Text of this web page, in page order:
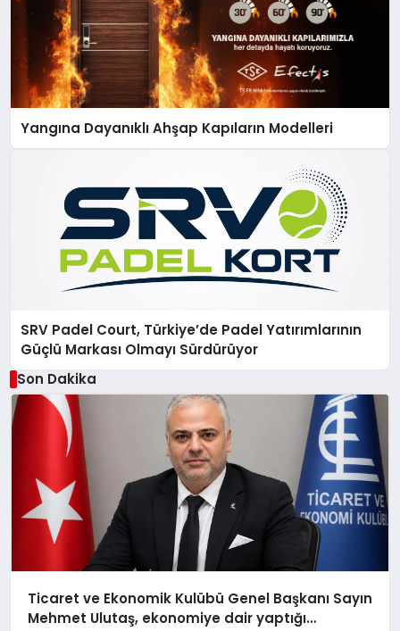
Yangına Dayanıklı Ahşap Kapıların Modelleri
SRV Padel Court, Türkiye’de Padel Yatırımlarının
Güçlü Markası Olmayı Sürdürüyor
Son Dakika
Ticaret ve Ekonomik Kulübü Genel Başkanı Sayın
Mehmet Ulutaş, ekonomiye dair yaptığı